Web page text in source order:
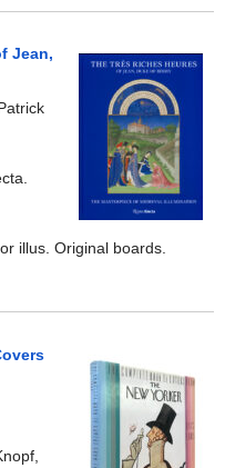
Jean,
illus. Original boards.